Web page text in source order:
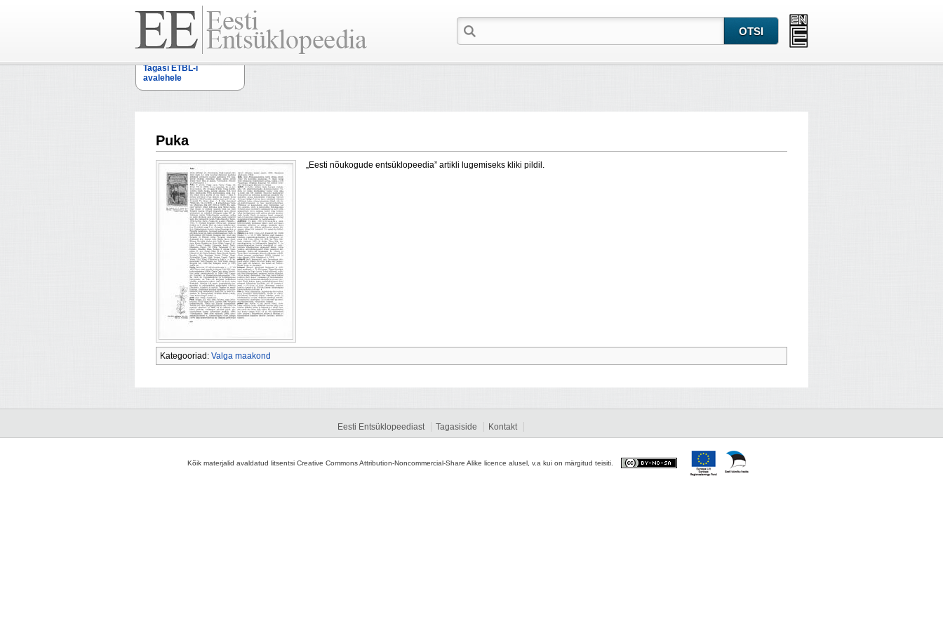
Tagasi ETBL-i
avalehele
Puka
„Eesti nõukogude entsüklopeedia” artikli lugemiseks kliki pildil.
Kategooriad: Valga maakond
Eesti Entsüklopeediast Tagasiside Kontakt
Kõik materjalid avaldatud litsentsi Creative Commons Attribution-Noncommercial-Share Alike licence alusel, v.a kui on märgitud teisiti.